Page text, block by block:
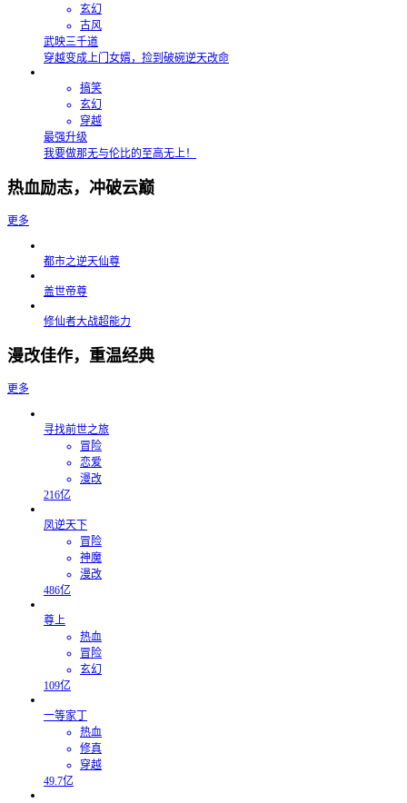
玄幻
古风
武映三千道
穿越变成上门女婿，捡到破碗逆天改命
搞笑
玄幻
穿越
最强升级
我要做那无与伦比的至高无上！
热血励志，冲破云巅
更多
都市之逆天仙尊
盖世帝尊
修仙者大战超能力
漫改佳作，重温经典
更多
寻找前世之旅
冒险
恋爱
漫改
216亿
凤逆天下
冒险
神魔
漫改
486亿
尊上
热血
冒险
玄幻
109亿
一等家丁
热血
修真
穿越
49.7亿